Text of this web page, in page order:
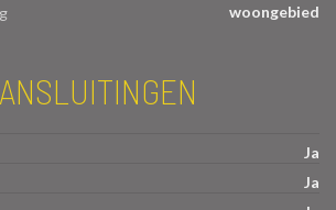
woongebied
Ja
Ja